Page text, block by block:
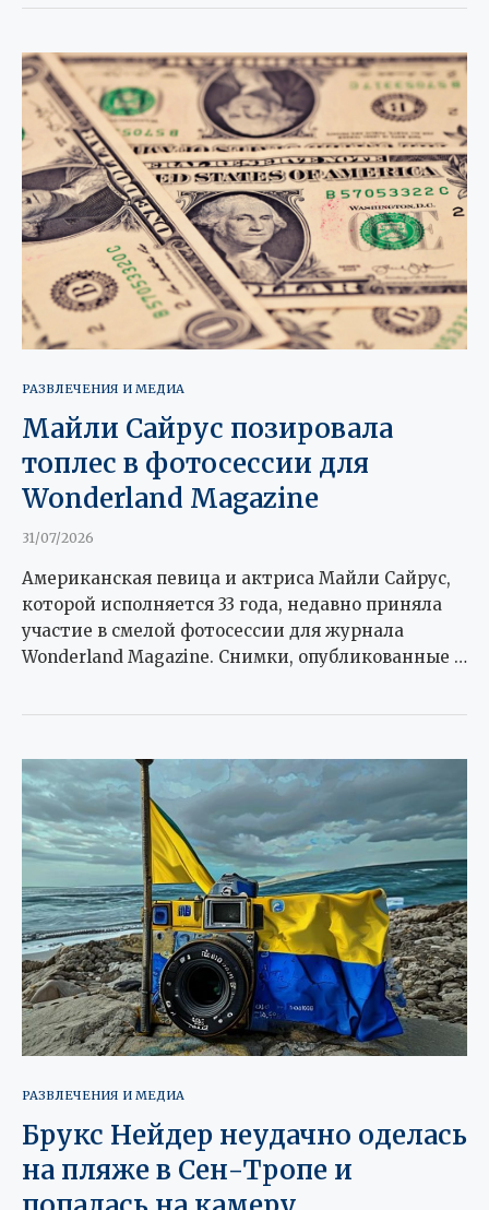
РАЗВЛЕЧЕНИЯ И МЕДИА
Майли Сайрус позировала
топлес в фотосессии для
Wonderland Magazine
31/07/2026
Американская певица и актриса Майли Сайрус,
которой исполняется 33 года, недавно приняла
участие в смелой фотосессии для журнала
Wonderland Magazine. Снимки, опубликованные …
РАЗВЛЕЧЕНИЯ И МЕДИА
Брукс Нейдер неудачно оделась
на пляже в Сен-Тропе и